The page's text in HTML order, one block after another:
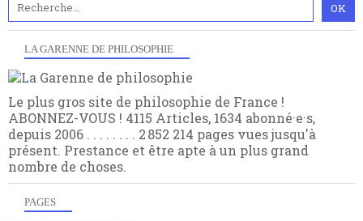
LA GARENNE DE PHILOSOPHIE
Le plus gros site de philosophie de France !
ABONNEZ-VOUS ! 4115 Articles, 1634 abonné·e·s,
depuis 2006 . . . . . . . . 2 852 214 pages vues jusqu'à
présent. Prestance et être apte à un plus grand
nombre de choses.
PAGES